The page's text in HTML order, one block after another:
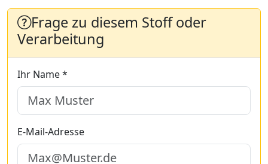
Frage zu diesem Stoff oder
Verarbeitung
Ihr Name *
E-Mail-Adresse